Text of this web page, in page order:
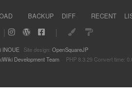
BACKUP DIFF RECENT
INOUE Site design: OpenSquareJP
Development TeamPHP 8.3.29 Convert time: